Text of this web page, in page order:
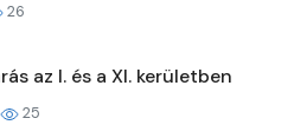
26
az I. és a XI. kerületben
25